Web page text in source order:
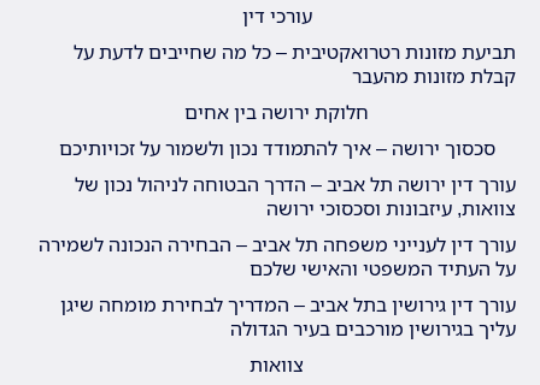
עורכי דין
תביעת מזונות רטרואקטיבית – כל מה שחייבים לדעת על
קבלת מזונות מהעבר
חלוקת ירושה בין אחים
סכסוך ירושה – איך להתמודד נכון ולשמור על זכויותיכם
עורך דין ירושה תל אביב – הדרך הבטוחה לניהול נכון של
צוואות, עיזבונות וסכסוכי ירושה
עורך דין לענייני משפחה תל אביב – הבחירה הנכונה לשמירה
על העתיד המשפטי והאישי שלכם
עורך דין גירושין בתל אביב – המדריך לבחירת מומחה שיגן
עליך בגירושין מורכבים בעיר הגדולה
צוואות